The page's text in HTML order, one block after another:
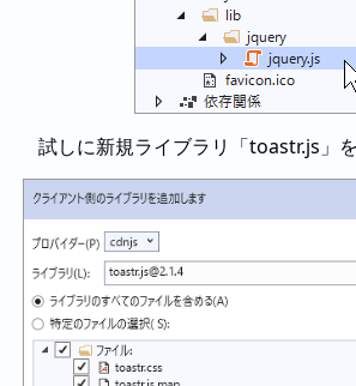
試しに新規ライブラリ「toastr.js」